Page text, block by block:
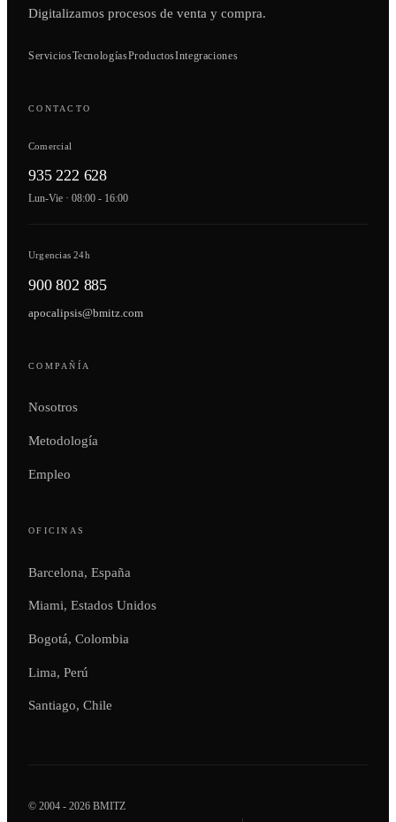
Digitalizamos procesos de venta y compra.
ServiciosTecnologíasProductosIntegraciones
CONTACTO
Comercial
935 222 628
Lun-Vie · 08:00 - 16:00
Urgencias 24h
900 802 885
apocalipsis@bmitz.com
COMPAÑÍA
Nosotros
Metodología
Empleo
OFICINAS
Barcelona, España
Miami, Estados Unidos
Bogotá, Colombia
Lima, Perú
Santiago, Chile
© 2004 - 2026 BMITZ